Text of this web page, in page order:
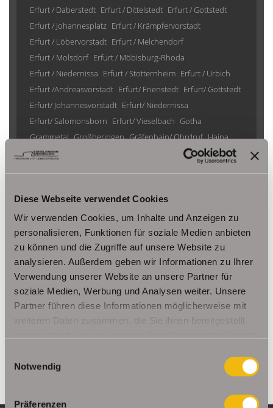
Diese Webseite verwendet Cookies
Wir verwenden Cookies, um Inhalte und Anzeigen zu
personalisieren, Funktionen für soziale Medien anbieten
zu können und die Zugriffe auf unsere Website zu
analysieren. Außerdem geben wir Informationen zu Ihrer
Verwendung unserer Website an unsere Partner für
soziale Medien, Werbung und Analysen weiter. Unsere
Partner führen diese Informationen möglicherweise mit
weiteren Daten zusammen, die Sie ihnen bereitgestellt
Notwendig
Präferenzen
Erfurt / Daberstedt Erfurt / Dittelstedt Erfurt / Gottstedt
Erfurt / Johannesplatz Erfurt / Krämpfervorstadt
Erfurt / Löbervorstadt Erfurt / Melchendorf
Erfurt / Molsdorf Erfurt / Möbisburg-Rhoda
Erfurt / Niedernissa Erfurt / Stotternheim Erfurt / Urbich
Erfurt /Andreasvorstadt Erfurt/ Frienstedt Erfurt/ Gottstedt
Erfurt/ Johannesvorstadt Erfurt/ Niedernissa
Erfurt/ Salomonsborn Erfurt/ Vieselbach Gotha
Grammetal Großheringen Gräfenhain/ Ohrdruf Haina
Herbsleben
Ohrdruf Riethnordhausen Ruhla
Saalfeld/Saale / Remschütz Steinbach-Hallenberg/ Viernau
Tonna / Gräfentonna Udestedt
Unstrut- Hainich /Großengottern
Weimar / Legefeld
Immo Am Ettersberg Haus Am Ettersberg Häuser Am Ettersberg
kaufen Am Ettersberg Immobilie Am Ettersberg Immobilien Am
Ettersberg
Hauskauf Am Ettersberg
Immobilienkauf Am